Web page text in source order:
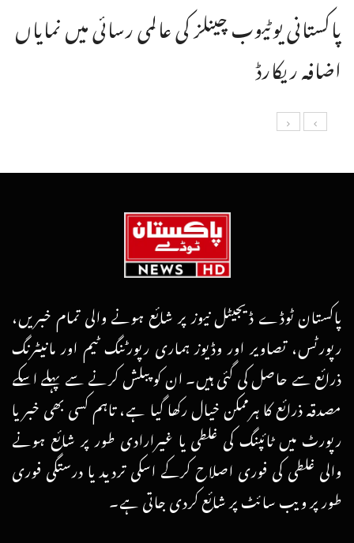
پاکستانی یوٹیوب چینلز کی عالمی رسائی میں نمایاں
اضافہ ریکارڈ
پاکستان ٹوڈے ڈیجیٹل نیوز پر شائع ہونے والی تمام خبریں،
رپورٹس، تصاویر اور وڈیوز ہماری رپورٹنگ ٹیم اور مانیٹرنگ
ذرائع سے حاصل کی گئی ہیں۔ ان کو پبلش کرنے سے پہلے اسکے
مصدقہ ذرائع کا ہرممکن خیال رکھا گیا ہے، تاہم کسی بھی خبر یا
رپورٹ میں ٹائپنگ کی غلطی یا غیرارادی طور پر شائع ہونے
والی غلطی کی فوری اصلاح کرکے اسکی تردید یا درستگی فوری
طور پر ویب سائٹ پر شائع کردی جاتی ہے۔